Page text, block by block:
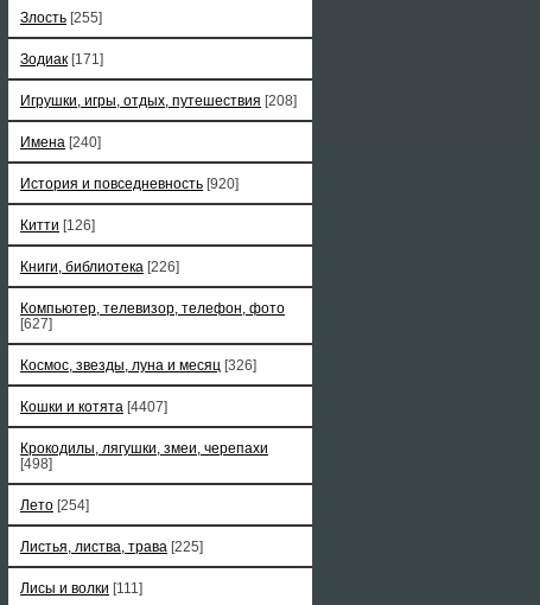
Злость [255]
Зодиак [171]
Игрушки, игры, отдых, путешествия [208]
Имена [240]
История и повседневность [920]
Китти [126]
Книги, библиотека [226]
Компьютер, телевизор, телефон, фото
[627]
Космос, звезды, луна и месяц [326]
Кошки и котята [4407]
Крокодилы, лягушки, змеи, черепахи
[498]
Лето [254]
Листья, листва, трава [225]
Лисы и волки [111]